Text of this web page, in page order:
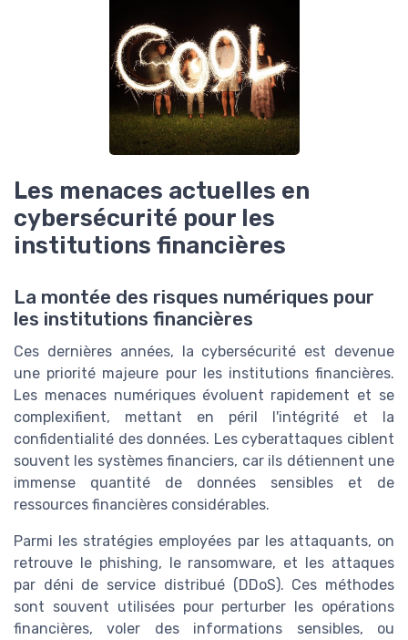
Les menaces actuelles en
cybersécurité pour les
institutions financières
La montée des risques numériques pour
les institutions financières
Ces dernières années, la cybersécurité est devenue
une priorité majeure pour les institutions financières.
Les menaces numériques évoluent rapidement et se
complexifient, mettant en péril l'intégrité et la
confidentialité des données. Les cyberattaques ciblent
souvent les systèmes financiers, car ils détiennent une
immense quantité de données sensibles et de
ressources financières considérables.
Parmi les stratégies employées par les attaquants, on
retrouve le phishing, le ransomware, et les attaques
par déni de service distribué (DDoS). Ces méthodes
sont souvent utilisées pour perturber les opérations
financières, voler des informations sensibles, ou